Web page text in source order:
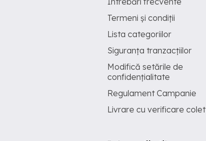
Termeni și condiții
Lista categoriilor
Siguranța tranzacțiilor
Modifică setările de
confidențialitate
Regulament Campanie
Livrare cu verificare colet